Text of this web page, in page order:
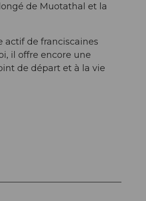
de Muotathal et la
actif de franciscaines
il offre encore une
de départ et à la vie